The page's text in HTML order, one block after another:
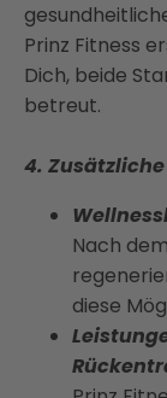
Prinz Fitness
Dich, beide
betreut.
4.
Nach
diese